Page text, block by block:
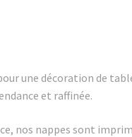
une décoration de
et raffinée.
nos nappes sont